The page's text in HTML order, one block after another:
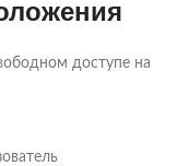
доступе на